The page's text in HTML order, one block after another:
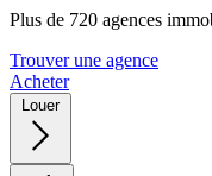
Plus de 720 agences
Trouver une agence
Acheter
Louer